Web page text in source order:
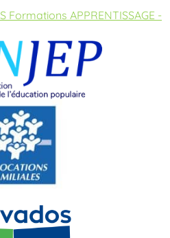
Formations APPRENTISSAGE -